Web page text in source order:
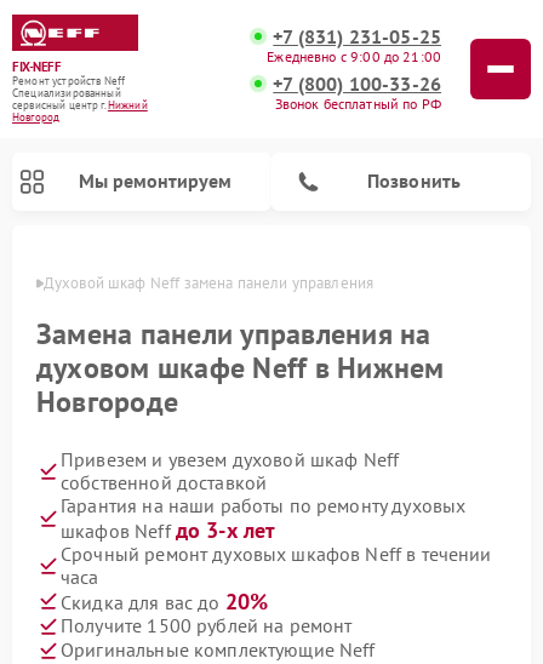
FIX-NEFF
Ремонт устройств Neff
Специализированный
cервисный центр г.Нижний
Новгород
+7 (831) 231-05-25
Ежедневно с 9:00 до 21:00
+7 (800) 100-33-26
Звонок бесплатный по РФ
Мы ремонтируем Позвонить
Духовой шкаф Neff замена панели управления
Замена панели управления на
духовом шкафе Neff в Нижнем
Новгороде
Привезем и увезем духовой шкаф Neff
собственной доставкой
Гарантия на наши работы по ремонту духовых
шкафов Neffдо 3-х лет
Срочный ремонт духовых шкафов Neff в течении
часа
Скидка для вас до 20%
Получите 1500 рублей на ремонт
Оригинальные комплектующие Neff